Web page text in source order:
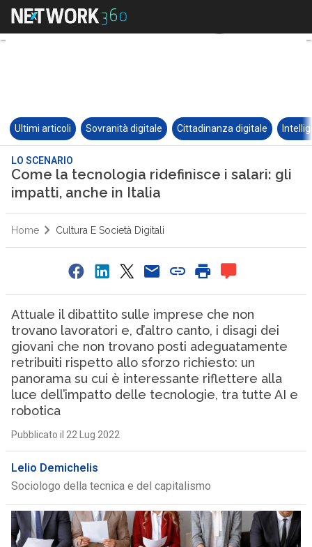
Ultimi articoli Sovranità digitale Cittadinanza digitale
LO SCENARIO
Come la tecnologia ridefinisce i salari: gli
impatti, anche in Italia
Home Cultura E Società Digitali
Attuale il dibattito sulle imprese che non
trovano lavoratori e, d’altro canto, i disagi dei
giovani che non trovano posti adeguatamente
retribuiti rispetto allo sforzo richiesto: un
panorama su cui è interessante riflettere alla
luce dell’impatto delle tecnologie, tra tutte AI e
robotica
Pubblicato il 22 Lug 2022
Lelio Demichelis
Sociologo della tecnica e del capitalismo